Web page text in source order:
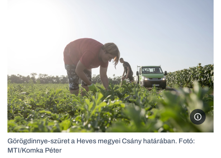
Görögdinnye-szüret a Heves megyei Csány határában. Fotó:
MTI/Komka Péter